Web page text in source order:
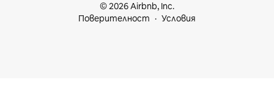
© 2026 Airbnb, Inc.
Поверителност
Условия